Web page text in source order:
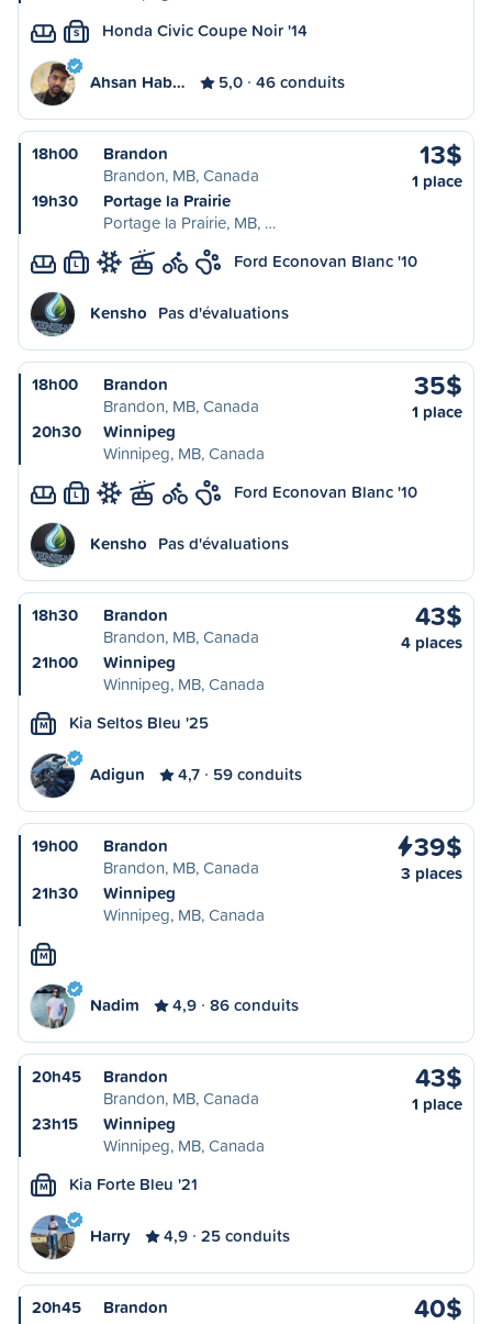
S Honda Civic Coupe Noir '14
Ahsan Hab… 5,0 46 conduits
18h00
Brandon
Brandon, MB, Canada
19h30
Portage la Prairie
Portage la Prairie, MB, …
13$
1 place
L Ford Econovan Blanc '10
Kensho Pas d'évaluations
18h00
Brandon
Brandon, MB, Canada
20h30
Winnipeg
Winnipeg, MB, Canada
35$
1 place
L Ford Econovan Blanc '10
Kensho Pas d'évaluations
18h30
Brandon
Brandon, MB, Canada
21h00
Winnipeg
Winnipeg, MB, Canada
43$
4 places
M Kia Seltos Bleu '25
Adigun 4,7 59 conduits
19h00
Brandon
Brandon, MB, Canada
21h30
Winnipeg
Winnipeg, MB, Canada
39$
3 places
M
Nadim 4,9 86 conduits
20h45
Brandon
Brandon, MB, Canada
23h15
Winnipeg
Winnipeg, MB, Canada
43$
1 place
M Kia Forte Bleu '21
Harry 4,9 25 conduits
20h45
Brandon
40$